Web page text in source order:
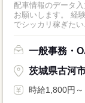
配車情報のデータ
お願いします。 経
でシッカリ稼ぎた
一般事務・
茨城県古河
時給1,800円～